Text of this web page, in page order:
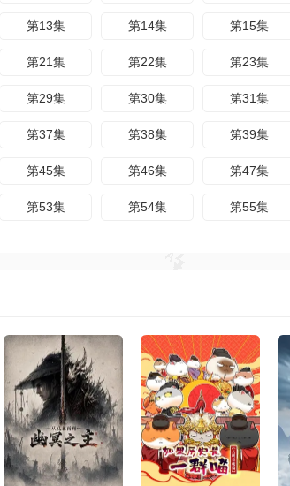
第05集 第06集 第07集
第13集 第14集 第15集
第21集 第22集 第23集
第29集 第30集 第31集